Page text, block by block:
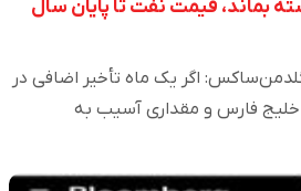
بماند، قیمت نفت تا پایان سال
اگر یک ماه تأخیر اضافی در
فارس و مقداری آسیب به